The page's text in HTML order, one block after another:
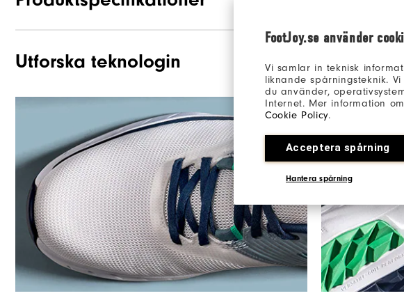
FootJoy.se använder
Vi samlar in teknisk
liknande spårningsteknik.
du använder,
Internet. Mer information
Cookie Policy.
Acceptera spårning
Hantera spårning
Material
Stabilitet
Dämpning
Utforska teknologin